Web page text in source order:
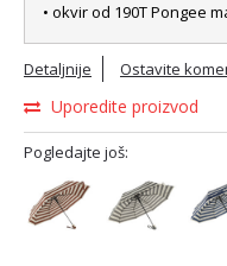
• okvir od 190T Pongee
Detaljnije Ostavite
Uporedite proizvod
Pogledajte još: